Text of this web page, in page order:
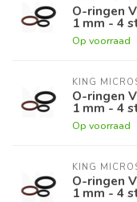
O-ringen
1 mm - 4
Op voorraad
KING
O-ringen
1 mm - 4
Op voorraad
KING
O-ringen
1 mm - 4